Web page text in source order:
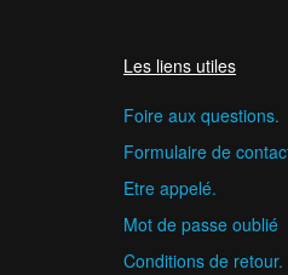
Les liens utiles
Foire aux questions.
Formulaire de
Etre appelé.
Mot de passe oublié
Conditions de retour.